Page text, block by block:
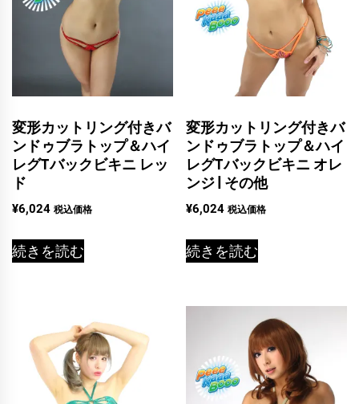
変形カットリング付きバ
ンドゥブラトップ＆ハイ
レグTバックビキニ レッ
ド
¥6,024 税込価格
続きを読む
変形カットリング付きバ
ンドゥブラトップ＆ハイ
レグTバックビキニ オレ
ンジ | その他
¥6,024 税込価格
続きを読む